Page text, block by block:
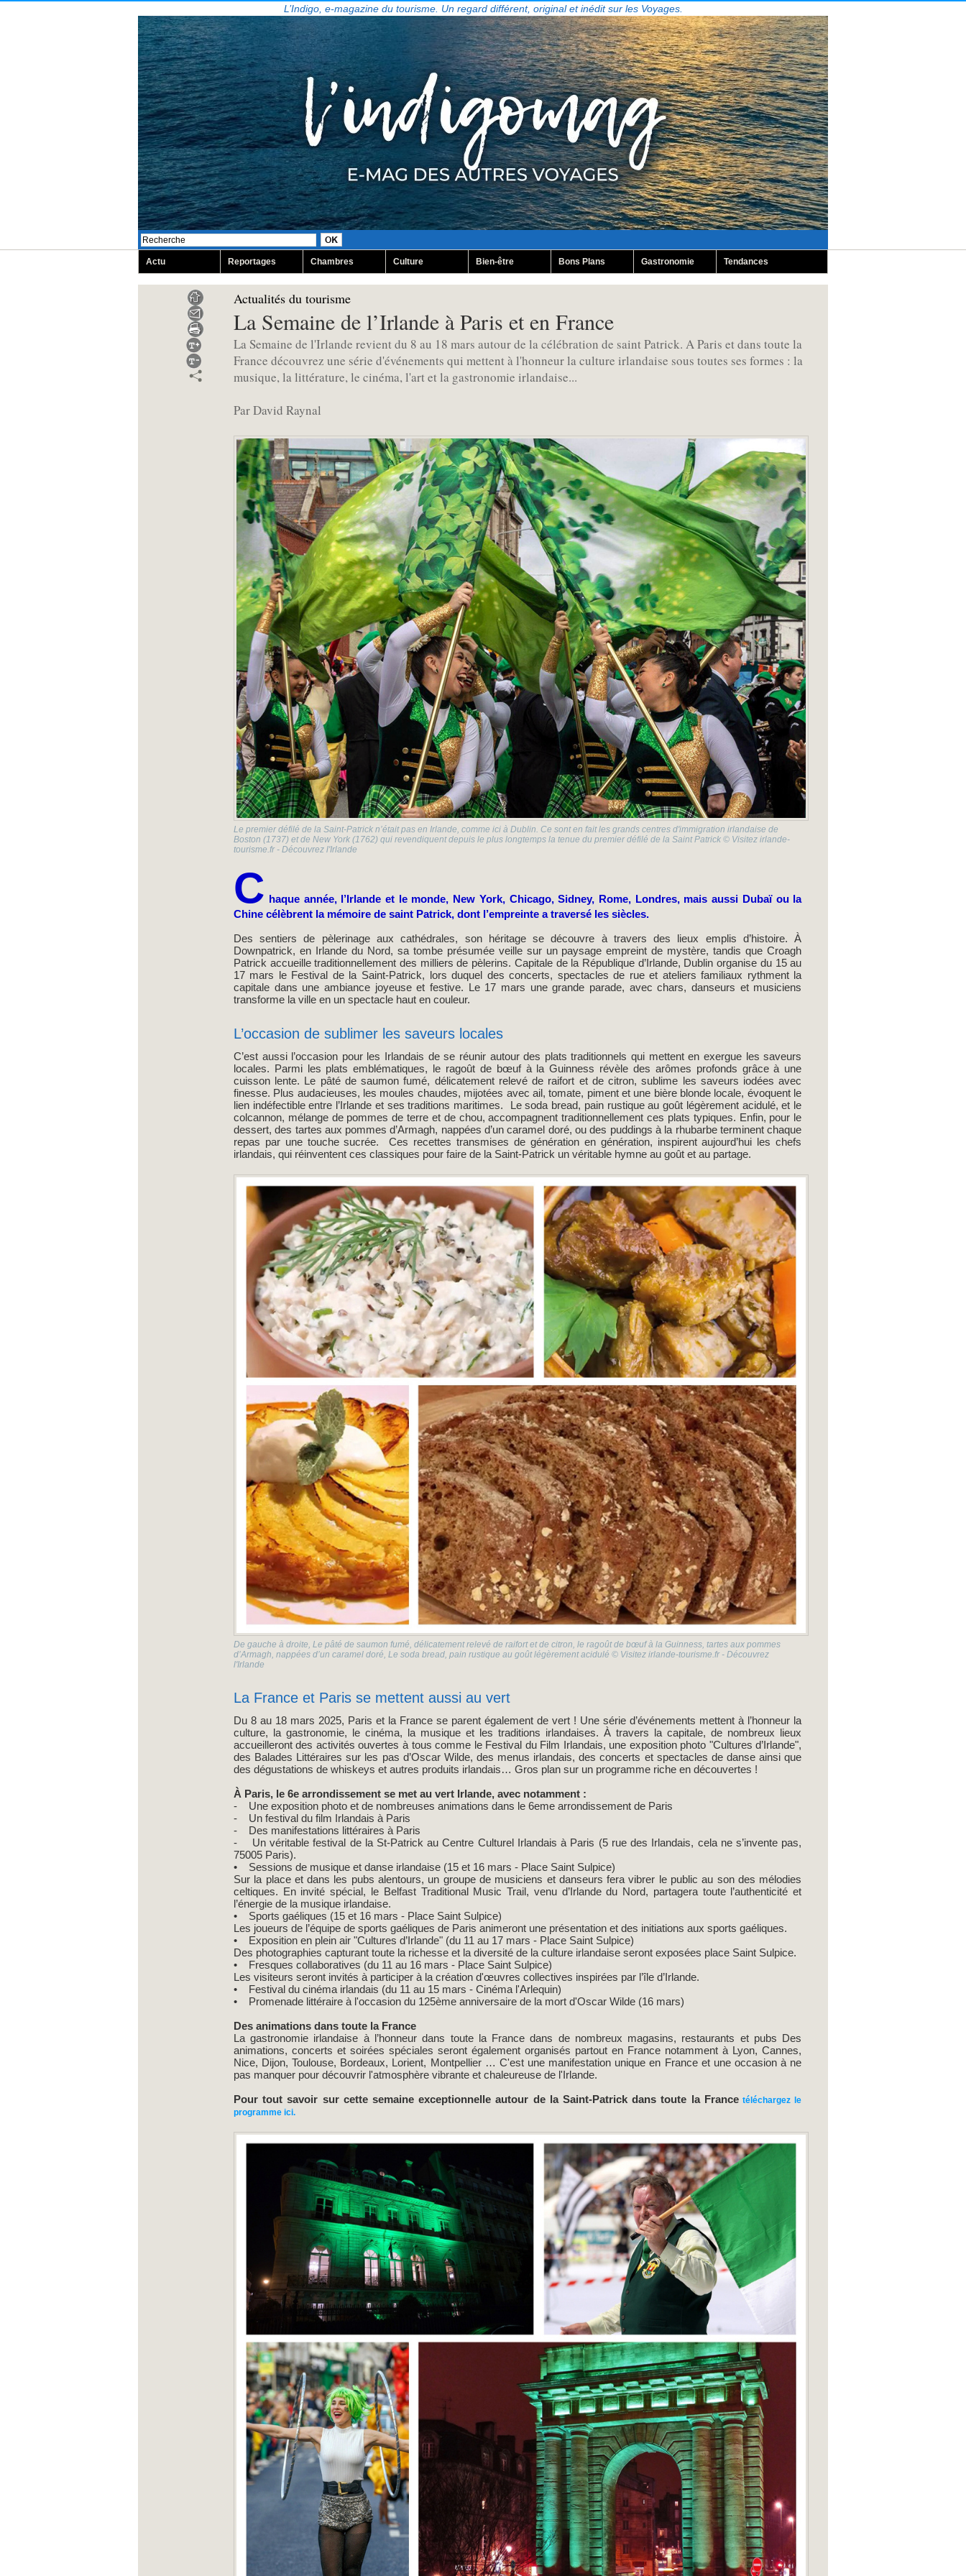
L’Indigo, e-magazine du tourisme. Un regard différent, original et inédit sur les Voyages.
Actu Reportages Chambres Culture Bien-être Bons Plans Gastronomie Tendances
Actualités du tourisme
La Semaine de l’Irlande à Paris et en France
La Semaine de l'Irlande revient du 8 au 18 mars autour de la célébration de saint Patrick. A Paris et dans toute la
France découvrez une série d'événements qui mettent à l'honneur la culture irlandaise sous toutes ses formes : la
musique, la littérature, le cinéma, l'art et la gastronomie irlandaise...
Par David Raynal
Le premier défilé de la Saint-Patrick n’était pas en Irlande, comme ici à Dublin. Ce sont en fait les grands centres d'immigration irlandaise de
Boston (1737) et de New York (1762) qui revendiquent depuis le plus longtemps la tenue du premier défilé de la Saint Patrick © Visitez irlande-
tourisme.fr - Découvrez l'Irlande
C haque année, l’Irlande et le monde, New York, Chicago, Sidney, Rome, Londres, mais aussi Dubaï ou la
Chine célèbrent la mémoire de saint Patrick, dont l’empreinte a traversé les siècles.
Des sentiers de pèlerinage aux cathédrales, son héritage se découvre à travers des lieux emplis d’histoire. À
Downpatrick, en Irlande du Nord, sa tombe présumée veille sur un paysage empreint de mystère, tandis que Croagh
Patrick accueille traditionnellement des milliers de pèlerins. Capitale de la République d’Irlande, Dublin organise du 15 au
17 mars le Festival de la Saint-Patrick, lors duquel des concerts, spectacles de rue et ateliers familiaux rythment la
capitale dans une ambiance joyeuse et festive. Le 17 mars une grande parade, avec chars, danseurs et musiciens
transforme la ville en un spectacle haut en couleur.
L’occasion de sublimer les saveurs locales
C’est aussi l’occasion pour les Irlandais de se réunir autour des plats traditionnels qui mettent en exergue les saveurs
locales. Parmi les plats emblématiques, le ragoût de bœuf à la Guinness révèle des arômes profonds grâce à une
cuisson lente. Le pâté de saumon fumé, délicatement relevé de raifort et de citron, sublime les saveurs iodées avec
finesse. Plus audacieuses, les moules chaudes, mijotées avec ail, tomate, piment et une bière blonde locale, évoquent le
lien indéfectible entre l’Irlande et ses traditions maritimes. Le soda bread, pain rustique au goût légèrement acidulé, et le
colcannon, mélange de pommes de terre et de chou, accompagnent traditionnellement ces plats typiques. Enfin, pour le
dessert, des tartes aux pommes d’Armagh, nappées d’un caramel doré, ou des puddings à la rhubarbe terminent chaque
repas par une touche sucrée. Ces recettes transmises de génération en génération, inspirent aujourd’hui les chefs
irlandais, qui réinventent ces classiques pour faire de la Saint-Patrick un véritable hymne au goût et au partage.
De gauche à droite, Le pâté de saumon fumé, délicatement relevé de raifort et de citron, le ragoût de bœuf à la Guinness, tartes aux pommes
d’Armagh, nappées d’un caramel doré, Le soda bread, pain rustique au goût légèrement acidulé © Visitez irlande-tourisme.fr - Découvrez
l'Irlande
La France et Paris se mettent aussi au vert
Du 8 au 18 mars 2025, Paris et la France se parent également de vert ! Une série d’événements mettent à l’honneur la
culture, la gastronomie, le cinéma, la musique et les traditions irlandaises. À travers la capitale, de nombreux lieux
accueilleront des activités ouvertes à tous comme le Festival du Film Irlandais, une exposition photo "Cultures d’Irlande",
des Balades Littéraires sur les pas d’Oscar Wilde, des menus irlandais, des concerts et spectacles de danse ainsi que
des dégustations de whiskeys et autres produits irlandais… Gros plan sur un programme riche en découvertes !
À Paris, le 6e arrondissement se met au vert Irlande, avec notamment :
- Une exposition photo et de nombreuses animations dans le 6eme arrondissement de Paris
- Un festival du film Irlandais à Paris
- Des manifestations littéraires à Paris
- Un véritable festival de la St-Patrick au Centre Culturel Irlandais à Paris (5 rue des Irlandais, cela ne s’invente pas,
75005 Paris).
• Sessions de musique et danse irlandaise (15 et 16 mars - Place Saint Sulpice)
Sur la place et dans les pubs alentours, un groupe de musiciens et danseurs fera vibrer le public au son des mélodies
celtiques. En invité spécial, le Belfast Traditional Music Trail, venu d’Irlande du Nord, partagera toute l’authenticité et
l’énergie de la musique irlandaise.
• Sports gaéliques (15 et 16 mars - Place Saint Sulpice)
Les joueurs de l’équipe de sports gaéliques de Paris animeront une présentation et des initiations aux sports gaéliques.
• Exposition en plein air "Cultures d’Irlande" (du 11 au 17 mars - Place Saint Sulpice)
Des photographies capturant toute la richesse et la diversité de la culture irlandaise seront exposées place Saint Sulpice.
• Fresques collaboratives (du 11 au 16 mars - Place Saint Sulpice)
Les visiteurs seront invités à participer à la création d'œuvres collectives inspirées par l’île d’Irlande.
• Festival du cinéma irlandais (du 11 au 15 mars - Cinéma l'Arlequin)
• Promenade littéraire à l'occasion du 125ème anniversaire de la mort d'Oscar Wilde (16 mars)
Des animations dans toute la France
La gastronomie irlandaise à l’honneur dans toute la France dans de nombreux magasins, restaurants et pubs Des
animations, concerts et soirées spéciales seront également organisés partout en France notamment à Lyon, Cannes,
Nice, Dijon, Toulouse, Bordeaux, Lorient, Montpellier … C'est une manifestation unique en France et une occasion à ne
pas manquer pour découvrir l'atmosphère vibrante et chaleureuse de l'Irlande.
Pour tout savoir sur cette semaine exceptionnelle autour de la Saint-Patrick dans toute la Francetéléchargez le
programme ici.